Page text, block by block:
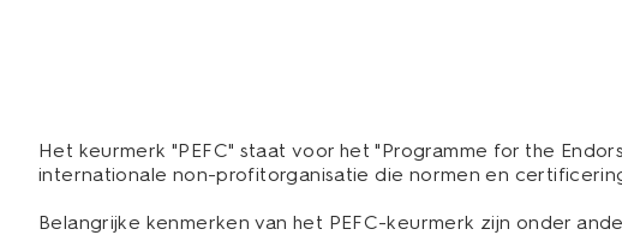
Het keurmerk "PEFC" staat voor het "Programme for the
internationale non-profitorganisatie die normen en
Belangrijke kenmerken van het PEFC-keurmerk zijn onder